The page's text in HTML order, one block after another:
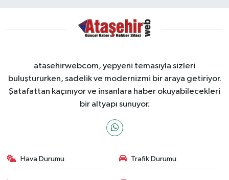
atasehirwebcom, yepyeni temasıyla sizleri
buluştururken, sadelik ve modernizmi bir araya getiriyor.
Şatafattan kaçınıyor ve insanlara haber okuyabilecekleri
bir altyapı sunuyor.
Hava Durumu Trafik Durumu